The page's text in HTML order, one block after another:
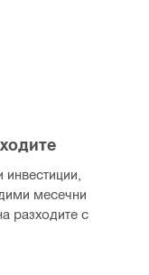
месечни
разходите с